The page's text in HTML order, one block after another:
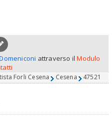
attraverso ilModulo
Forli Cesena Cesena 47521